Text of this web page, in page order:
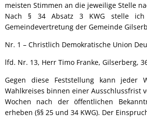
meisten Stimmen an die jeweilige Stelle
Nach § 34 Absatz 3 KWG stelle
Gemeindevertretung der Gemeinde
Nr. 1 – Christlich Demokratische Union
lfd. Nr. 13, Herr Timo Franke, Gilserberg,
Gegen diese Feststellung kann jeder
Wahlkreises binnen einer Ausschlussfrist
Wochen nach der öffentlichen
erheben (§§ 25 und 34 KWG). Der